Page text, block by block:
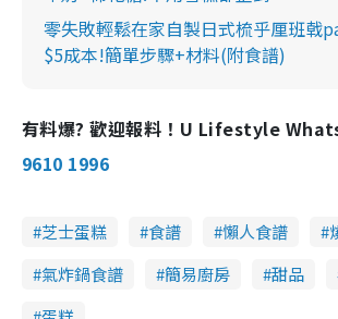
零失敗輕鬆在家自製日式梳乎厘班戟
$5成本!簡單步驟+材料(附食譜)
有料爆? 歡迎報料！U Lifestyle
9610 1996
芝士蛋糕 食譜 懶人食譜
氣炸鍋食譜
簡易廚房 甜品